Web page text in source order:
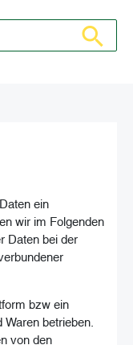
Fleisch, Keramik,
Suche
ein
wir im Folgenden
Daten bei der
bzw ein
Waren betrieben.
von den